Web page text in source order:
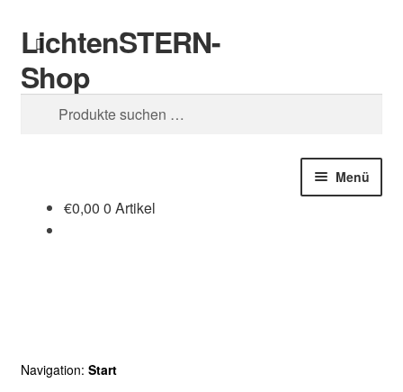
Zur
Navigation
springen
Zum
Inhalt
springen
LichtenSTERN-
Shop
Suchen
Suchen
Menü
€0,00 0 Artikel
Navigation: Start